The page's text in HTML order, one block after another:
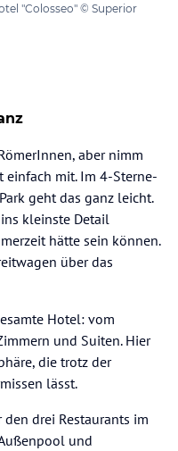
"Colosseo" © Superior
aber nimm
einfach mit. Im 4-Sterne-
geht das ganz leicht.
kleinste Detail
hätte sein können.
über das
Hotel: vom
und Suiten. Hier
die trotz der
lässt.
drei Restaurants im
und